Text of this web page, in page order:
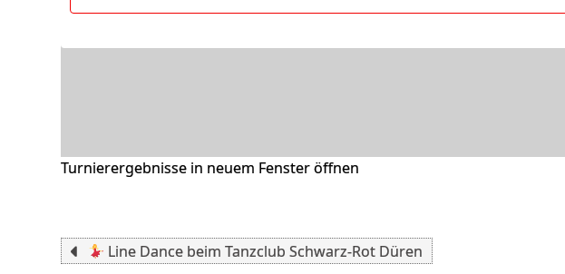
Turnierergebnisse in neuem Fenster öffnen
Beitragsnavigation
Line Dance beim Tanzclub Schwarz-Rot Düren